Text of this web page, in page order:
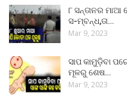
୮ ସନ୍ତାନର
ସ-ମ୍ବନ୍ଧ,ତା…
Mar 9, 2023
ସାପ କାମୁଡ଼ିବା
ମୂଳରୁ ଶେଷ…
Mar 9, 2023